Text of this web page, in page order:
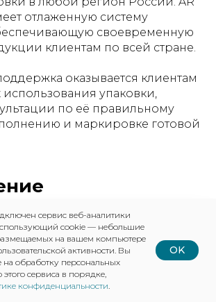
отлаженную систему
своевременную
клиентам по всей стране.
оказывается клиентам
использования упаковки,
по её правильному
и маркировке готовой
упаковки для алкогольной
собой
отрасль,
понимания
требований, технических
сервис веб-аналитики
cookie — небольшие
на вашем компьютере
активности. Вы
на обработку персональных
сервиса в порядке,
конфиденциальности.
OK